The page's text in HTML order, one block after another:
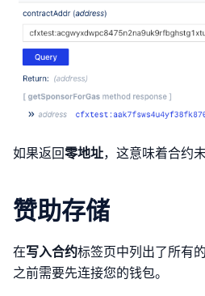
如果返回零地址，这意味着合约
赞助存储
在写入合约标签页中列出了所有
之前需要先连接您的钱包。